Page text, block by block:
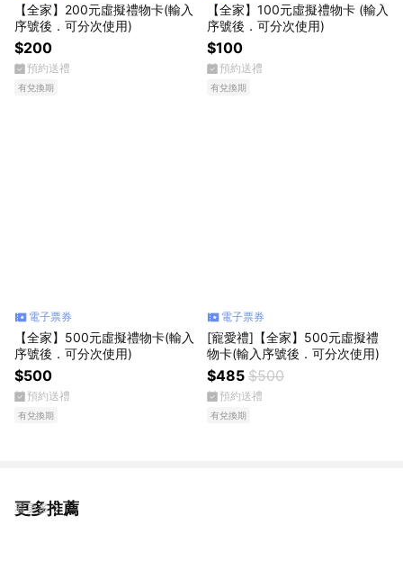
【全家】200元虛擬禮物卡(輸入
序號後．可分次使用)
$200
預約送禮
有兌換期
【全家】100元虛擬禮物卡 (輸入
序號後．可分次使用)
$100
預約送禮
有兌換期
電子票券
【全家】500元虛擬禮物卡(輸入
序號後．可分次使用)
$500
預約送禮
有兌換期
電子票券
[寵愛禮]【全家】500元虛擬禮
物卡(輸入序號後．可分次使用)
$485 $500
預約送禮
有兌換期
更多推薦
看更多